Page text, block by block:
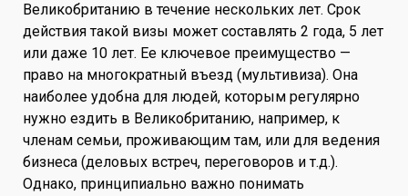
Великобританию в течение нескольких лет. Срок
действия такой визы может составлять 2 года, 5 лет
или даже 10 лет. Ее ключевое преимущество —
право на многократный въезд (мультивиза). Она
наиболее удобна для людей, которым регулярно
нужно ездить в Великобританию, например, к
членам семьи, проживающим там, или для ведения
бизнеса (деловых встреч, переговоров и т.д.).
Однако, принципиально важно понимать